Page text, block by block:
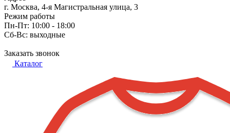
г. Москва, 4-я Магистральная улица, 3
Режим работы
Пн-Пт: 10:00 - 18:00
Сб-Вс: выходные
Заказать звонок
Каталог